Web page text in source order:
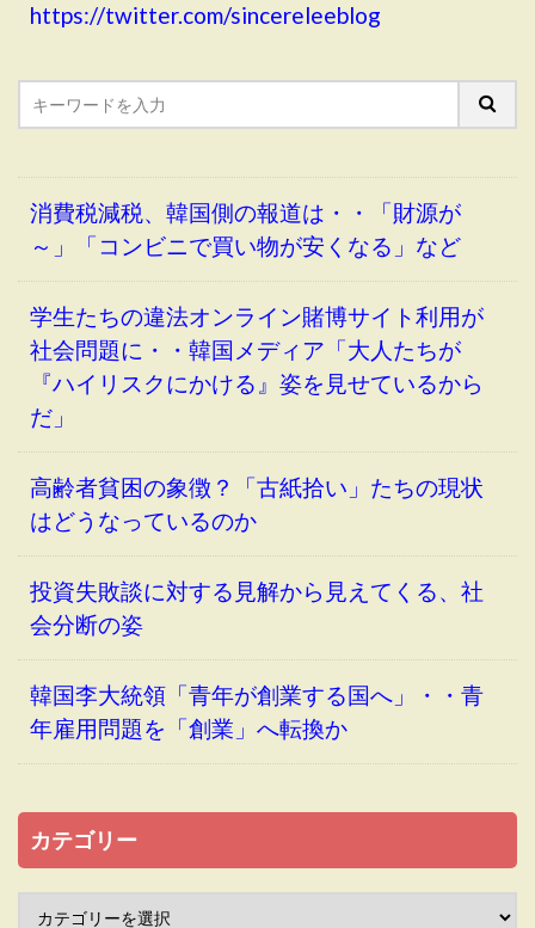
https://twitter.com/sincereleeblog
消費税減税、韓国側の報道は・・「財源が
～」「コンビニで買い物が安くなる」など
学生たちの違法オンライン賭博サイト利用が
社会問題に・・韓国メディア「大人たちが
『ハイリスクにかける』姿を見せているから
だ」
高齢者貧困の象徴？「古紙拾い」たちの現状
はどうなっているのか
投資失敗談に対する見解から見えてくる、社
会分断の姿
韓国李大統領「青年が創業する国へ」・・青
年雇用問題を「創業」へ転換か
カテゴリー